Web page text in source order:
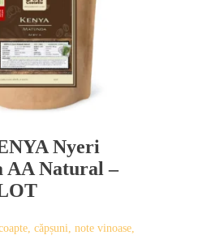
may
be
chosen
Nyeri
AA Natural –
căpșuni, note vinoase,